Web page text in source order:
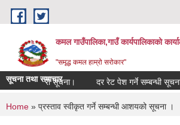
Skip to main content
कमल गाउँपालिका,गाउँ कार्यपालिकाको
"समृद्ध कमल हाम्रो सरोकार"
सूचना तथा समाचार
अत्यन्त जरुरी सूचना। दर रेट पेश गर्ने सम्बन्धी सूचना।
You are here
Home » प्रस्ताव स्वीकृत गर्ने सम्बन्धी आशयको सूचना ।